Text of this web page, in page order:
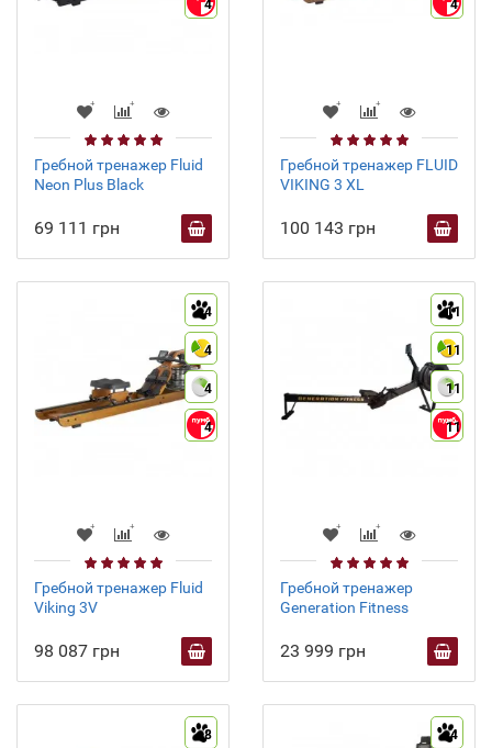
4
Гребной тренажер Fluid
Neon Plus Black
69 111 грн
4
Гребной тренажер FLUID
VIKING 3 XL
100 143 грн
4
4
4
4
Гребной тренажер Fluid
Viking 3V
98 087 грн
11
11
11
11
Гребной тренажер
Generation Fitness
23 999 грн
8 4